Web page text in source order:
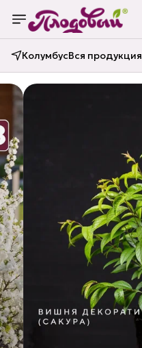
КолумбусВся продукция